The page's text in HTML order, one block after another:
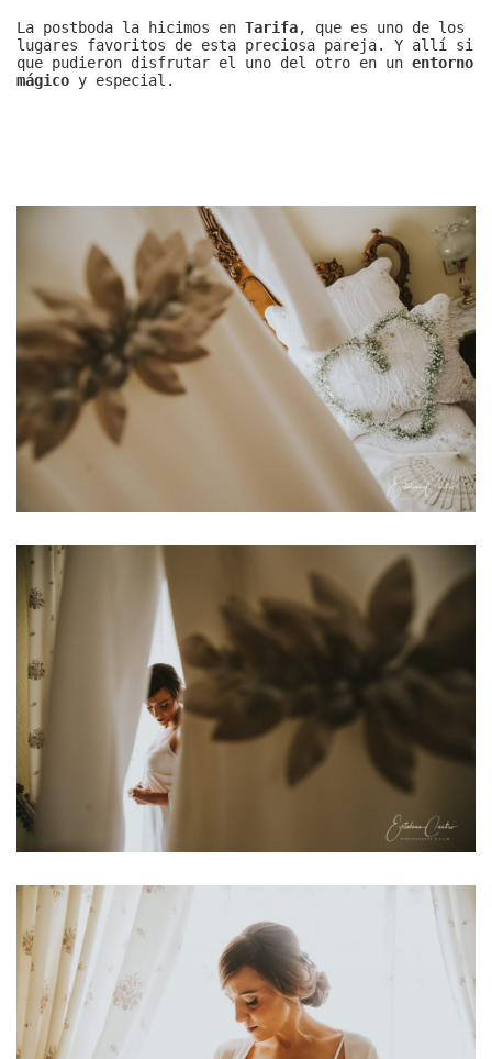
La postboda la hicimos en Tarifa, que es uno de los
lugares favoritos de esta preciosa pareja. Y allí si
que pudieron disfrutar el uno del otro en un entorno
mágico y especial.